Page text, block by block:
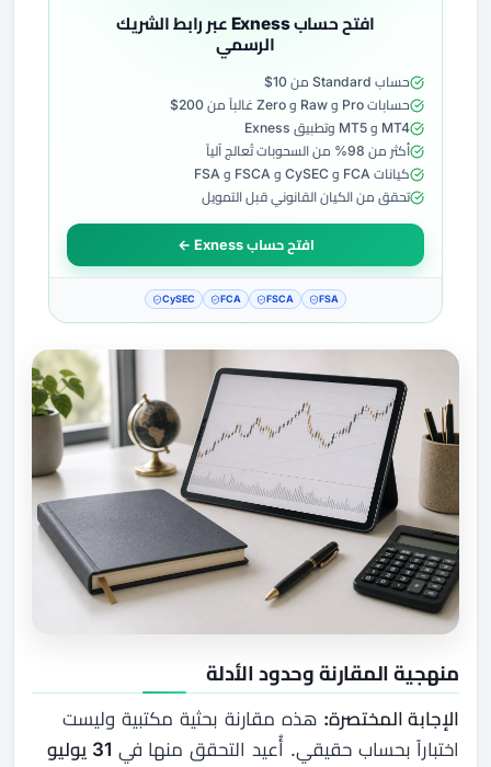
افتح حساب Exness عبر رابط الشريك
الرسمي
حساب Standard من 10$
حسابات Pro و Raw و Zero غالباً من 200$
MT4 و MT5 وتطبيق Exness
أكثر من 98% من السحوبات تُعالج آلياً
كيانات FCA و CySEC و FSCA و FSA
تحقق من الكيان القانوني قبل التمويل
افتح حساب Exness ←
CySEC FCA FSCA FSA
منهجية المقارنة وحدود الأدلة
الإجابة المختصرة: هذه مقارنة بحثية مكتبية وليست
اختباراً بحساب حقيقي. أُعيد التحقق منها في
31 يوليو